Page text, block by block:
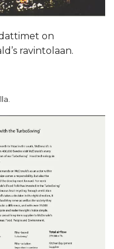
on
ravintolaan.